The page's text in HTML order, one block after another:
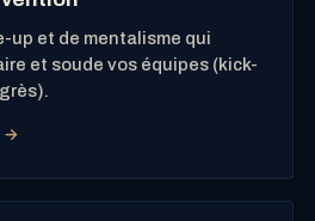
up et de mentalisme qui
et soude vos équipes (kick-
→